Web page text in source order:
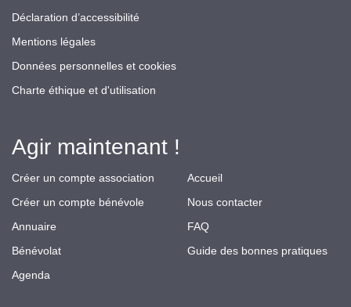
Déclaration d’accessibilité
Mentions légales
Données personnelles et cookies
Charte éthique et d'utilisation
Agir maintenant !
Créer un compte association
Créer un compte bénévole
Annuaire
Bénévolat
Agenda
Accueil
Nous contacter
FAQ
Guide des bonnes pratiques